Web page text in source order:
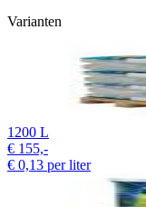
Varianten
1200 L
€ 155,-
€ 0,13 per liter